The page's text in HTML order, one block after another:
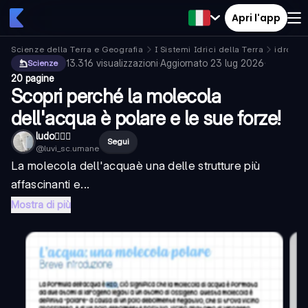
Apri l'app
Scienze della Terra e Geografia I Sistemi Idrici della Terra
Scienze
13.316 visualizzazioni·Aggiornato 23 lug 2026·
20 pagine
Scopri perché la molecola
dell'acqua è polare e le sue forze!
ludo🤸🏻‍♀️
@luvi_sc.umane
Segui
La molecola dell'acquaè una delle strutture più
affascinanti e...
Mostra di più